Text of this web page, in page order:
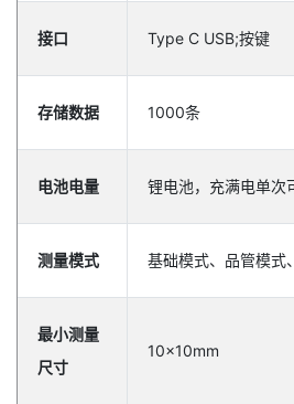
接口 Type C USB;按键
存储数据 1000条
电池电量 锂电池，充满电单次
测量模式 基础模式、品管模式
最小测量
尺寸
10×10mm